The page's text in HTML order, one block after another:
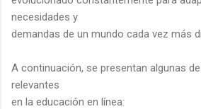
necesidades y
demandas de un mundo cada vez más
A continuación, se presentan algunas
relevantes
en la educación en línea: